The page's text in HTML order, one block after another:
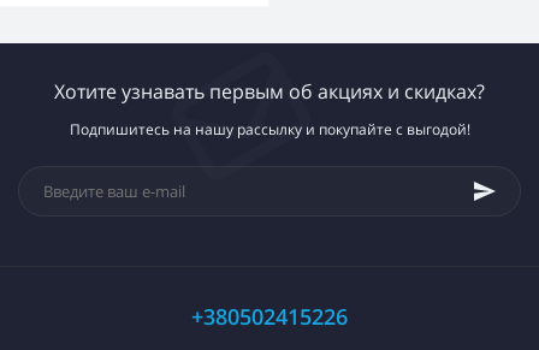
Хотите узнавать первым об акциях и скидках?
Подпишитесь на нашу рассылку и покупайте с выгодой!
+380502415226